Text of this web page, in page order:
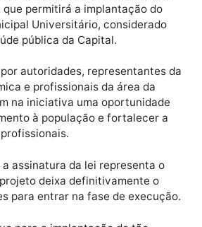
Velho, Léo Moraes, sancionou a
Municipal que autoriza a
de Rondônia, a Unir. A medida
que permitirá a implantação do
Universitário, considerado
pública da Capital.
por autoridades, representantes
e profissionais da área da
na iniciativa uma oportunidade